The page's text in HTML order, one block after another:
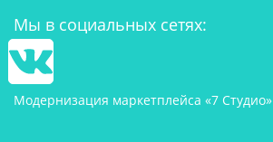
Мы в социальных сетях:
Модернизация маркетплейса «7 Студио»